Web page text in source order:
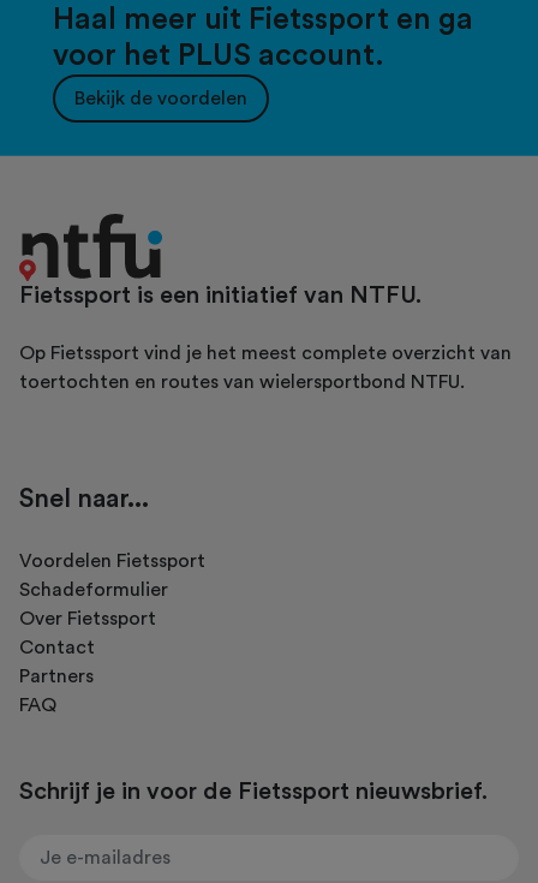
Haal meer uit Fietssport en ga
voor het PLUS account.
Bekijk de voordelen
Fietssport is een initiatief van NTFU.
Op Fietssport vind je het meest complete overzicht van
toertochten en routes van wielersportbond NTFU.
Snel naar...
Voordelen Fietssport
Schadeformulier
Over Fietssport
Contact
Partners
FAQ
Schrijf je in voor de Fietssport nieuwsbrief.